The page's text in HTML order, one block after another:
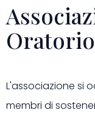
L'associazione si
membri di